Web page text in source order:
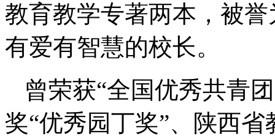
教育教学专著两本，被
有爱有智慧的校长。
曾荣获“全国优秀共青
奖“优秀园丁奖”、陕西